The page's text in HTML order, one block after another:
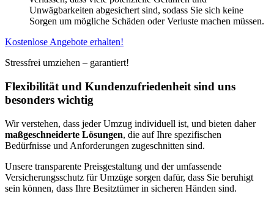
Unwägbarkeiten abgesichert sind, sodass Sie sich keine
Sorgen um mögliche Schäden oder Verluste machen müssen.
Kostenlose Angebote erhalten!
Stressfrei umziehen – garantiert!
Flexibilität und Kundenzufriedenheit sind uns
besonders wichtig
Wir verstehen, dass jeder Umzug individuell ist, und bieten daher
maßgeschneiderte Lösungen, die auf Ihre spezifischen
Bedürfnisse und Anforderungen zugeschnitten sind.
Unsere transparente Preisgestaltung und der umfassende
Versicherungsschutz für Umzüge sorgen dafür, dass Sie beruhigt
sein können, dass Ihre Besitztümer in sicheren Händen sind.